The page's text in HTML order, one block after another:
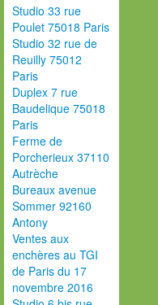
Studio 33 rue
Poulet 75018 Paris
Studio 32 rue de
Reuilly 75012
Paris
Duplex 7 rue
Baudelique 75018
Paris
Ferme de
Porcherieux 37110
Autrèche
Bureaux avenue
Sommer 92160
Antony
Ventes aux
enchères au TGI
de Paris du 17
novembre 2016